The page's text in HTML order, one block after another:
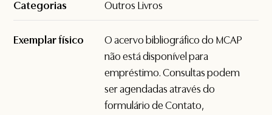
Categorias Outros Livros
Exemplar físico
O acervo bibliográfico do MCAP
não está disponível para
empréstimo. Consultas podem
ser agendadas através do
formulário deContato,